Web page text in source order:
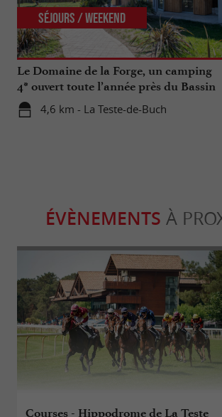
Le Domaine de la Forge, un camping
4* ouvert toute l’année près du Bassin
d’Arcachon
4,6 km - La Teste-de-Buch
Séjours / Weekend
ÉVÈNEMENTS À
Courses - Hippodrome de La Teste